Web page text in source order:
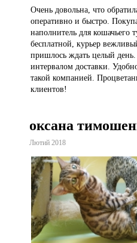
Очень довольна, что
оперативно и быстро.
наполнитель для кошачьего
бесплатной, курьер
пришлось ждать целый
интервалом доставки.
такой компанией.
клиентов!
оксана
Лютий 2018